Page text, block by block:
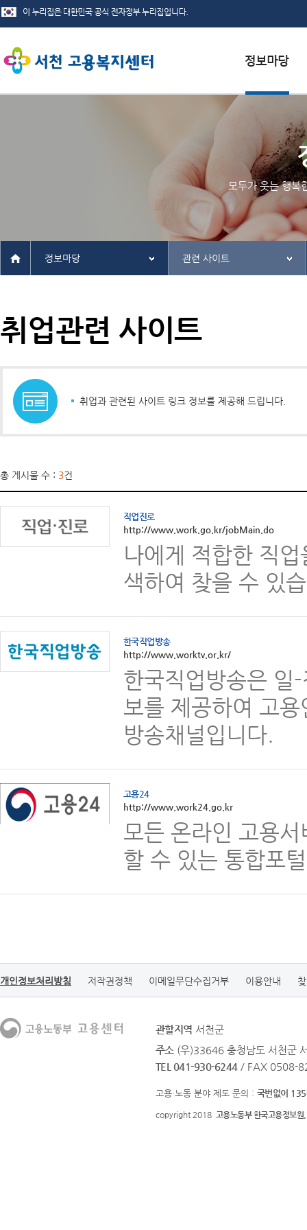
채용정보
인재정보
관련사이트
모두가 웃는 행복
정보마당 관련 사이트
취업관련 사이트
취업과 관련된 사이트 링크 정보를 제공해 드립니다.
총 게시물 수 : 3건
직업진로
http://www.work.go.kr/jobMain.do
나에게 적합한 직
색하여 찾을 수 있
한국직업방송
http://www.worktv.or.kr/
한국직업방송은 일
보를 제공하여 고
방송채널입니다.
고용24
http://www.work24.go.kr
모든 온라인 고용
할 수 있는 통합포털
개인정보처리방침 저작권정책 이메일무단수집거부 이용안내
관할지역 서천군
주소 (우)33646 충청남도 서천군
TEL 041-930-6244 / FAX 0508-
고용·노동 분야 제도 문의 : 국번없이
copyright 2018 고용노동부 한국고용정보원.